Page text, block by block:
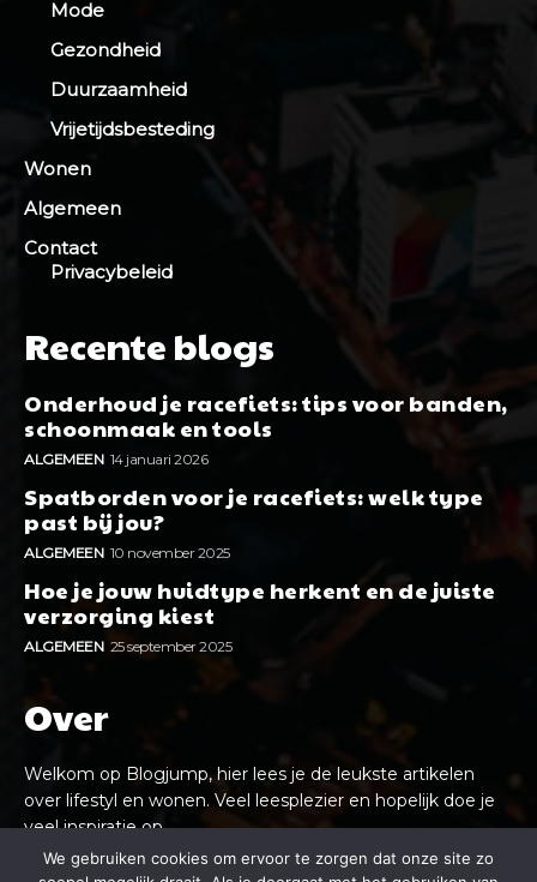
Mode
Gezondheid
Duurzaamheid
Vrijetijdsbesteding
Wonen
Algemeen
Contact
Privacybeleid
Recente blogs
Onderhoud je racefiets: tips voor banden,
schoonmaak en tools
ALGEMEEN 14 januari 2026
Spatborden voor je racefiets: welk type
past bij jou?
ALGEMEEN 10 november 2025
Hoe je jouw huidtype herkent en de juiste
verzorging kiest
ALGEMEEN 25 september 2025
Over
Welkom op Blogjump, hier lees je de leukste artikelen
over lifestyl en wonen. Veel leesplezier en hopelijk doe je
veel inspiratie op.
We gebruiken cookies om ervoor te zorgen dat onze site zo